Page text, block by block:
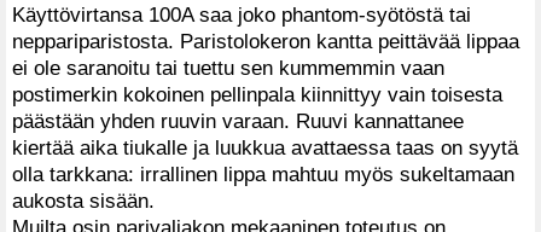
Käyttövirtansa 100A saa joko phantom-syötöstä tai
neppariparistosta. Paristolokeron kantta peittävää lippaa
ei ole saranoitu tai tuettu sen kummemmin vaan
postimerkin kokoinen pellinpala kiinnittyy vain toisesta
päästään yhden ruuvin varaan. Ruuvi kannattanee
kiertää aika tiukalle ja luukkua avattaessa taas on syytä
olla tarkkana: irrallinen lippa mahtuu myös sukeltamaan
aukosta sisään.
Muilta osin parivaljakon mekaaninen toteutus on